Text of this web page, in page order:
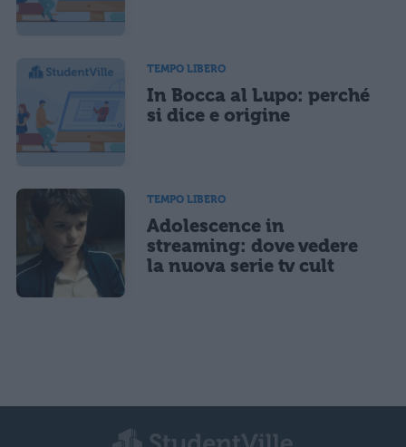
TEMPO LIBERO
In Bocca al Lupo: perché
si dice e origine
TEMPO LIBERO
Adolescence in
streaming: dove vedere
la nuova serie tv cult